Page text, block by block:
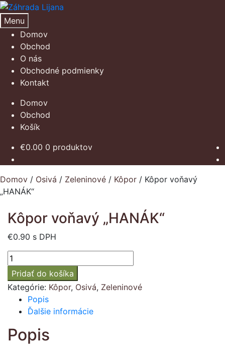
Preskočiť
na
navigáciu
Preskočiť
na
obsah
Menu
Domov
Obchod
O nás
Obchodné podmienky
Kontakt
Domov
Obchod
Košík
€0.00 0 produktov
Domov / Osivá / Zeleninové / Kôpor / Kôpor voňavý
„HANÁK“
Kôpor voňavý „HANÁK“
€0.90 s DPH
množstvo
Kôpor
voňavý
"HANÁK"
Pridať do košíka
Kategórie: Kôpor, Osivá, Zeleninové
Popis
Ďalšie informácie
Popis